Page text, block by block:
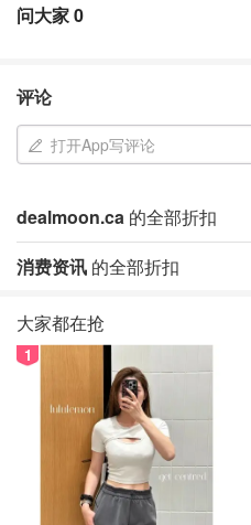
问大家0
评论
打开App写评论
dealmoon.ca 的全部折扣
消费资讯 的全部折扣
大家都在抢
1